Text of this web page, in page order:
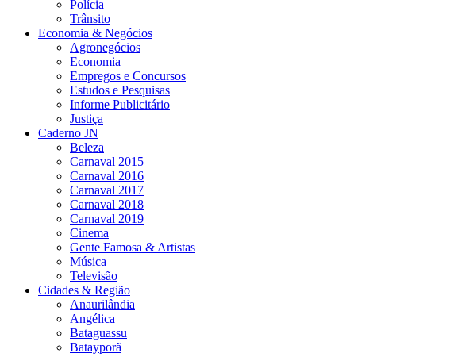
Polícia
Trânsito
Economia & Negócios
Agronegócios
Economia
Empregos e Concursos
Estudos e Pesquisas
Informe Publicitário
Justiça
Caderno JN
Beleza
Carnaval 2015
Carnaval 2016
Carnaval 2017
Carnaval 2018
Carnaval 2019
Cinema
Gente Famosa & Artistas
Música
Televisão
Cidades & Região
Anaurilândia
Angélica
Bataguassu
Batayporã